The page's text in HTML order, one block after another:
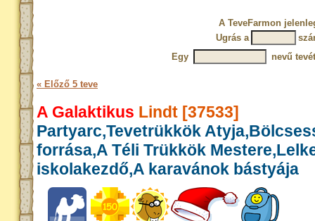
A TeveFarmon
Ugrás a
Egy
nevű
« Előző 5 teve
A Galaktikus Lindt [37533]
Partyarc,Tevetrükkök
forrása,A Téli Trükkök
iskolakezdő,A karavánok bástyája